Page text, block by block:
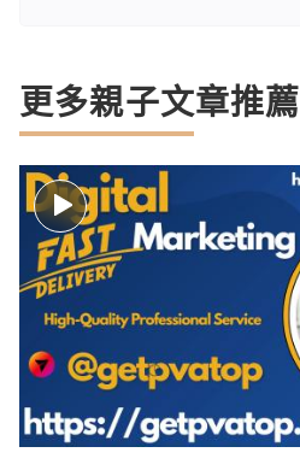
更多親子文章推薦